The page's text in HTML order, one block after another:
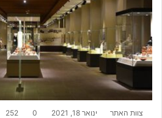
צוות האתר ינואר 18, 2021 0
252